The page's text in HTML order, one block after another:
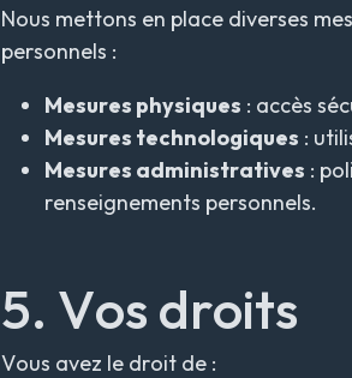
Nous mettons en place diverses
personnels :
Mesures physiques : accès
Mesures technologiques :
Mesures administratives :
renseignements personnels.
5. Vos droits
Vous avez le droit de :